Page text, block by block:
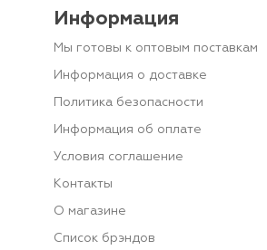
Информация
Мы готовы к оптовым поставкам
Информация о доставке
Политика безопасности
Информация об оплате
Условия соглашение
Контакты
О магазине
Список брэндов